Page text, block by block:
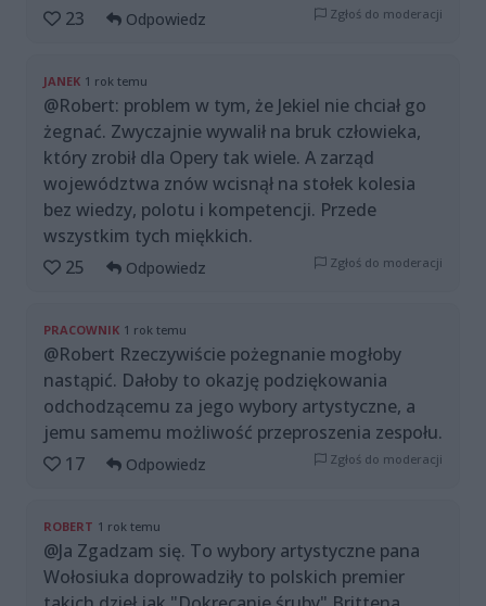
23
Odpowiedz Zgłoś do moderacji
JANEK 1 rok temu
@Robert: problem w tym, że Jekiel nie chciał go
żegnać. Zwyczajnie wywalił na bruk człowieka,
który zrobił dla Opery tak wiele. A zarząd
województwa znów wcisnął na stołek kolesia
bez wiedzy, polotu i kompetencji. Przede
wszystkim tych miękkich.
25
Odpowiedz Zgłoś do moderacji
PRACOWNIK 1 rok temu
@Robert Rzeczywiście pożegnanie mogłoby
nastąpić. Dałoby to okazję podziękowania
odchodzącemu za jego wybory artystyczne, a
jemu samemu możliwość przeproszenia zespołu.
17
Odpowiedz Zgłoś do moderacji
ROBERT 1 rok temu
@Ja Zgadzam się. To wybory artystyczne pana
Wołosiuka doprowadziły to polskich premier